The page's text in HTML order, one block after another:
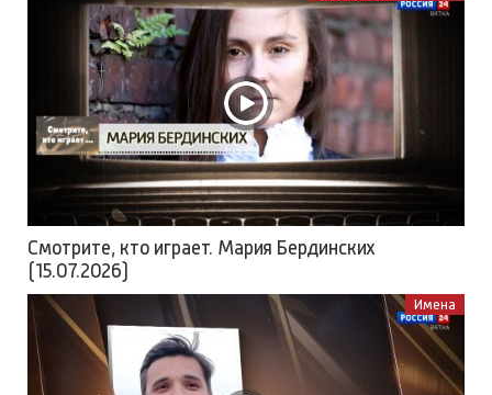
Смотрите, кто играет. Мария Бердинских
(15.07.2026)
Имена